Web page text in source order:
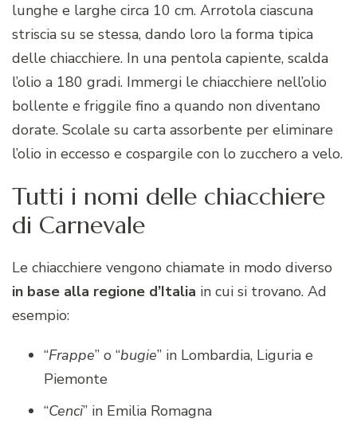
lunghe e larghe circa 10 cm. Arrotola ciascuna
striscia su se stessa, dando loro la forma tipica
delle chiacchiere. In una pentola capiente, scalda
l’olio a 180 gradi. Immergi le chiacchiere nell’olio
bollente e friggile fino a quando non diventano
dorate. Scolale su carta assorbente per eliminare
l’olio in eccesso e cospargile con lo zucchero a velo.
Tutti i nomi delle chiacchiere
di Carnevale
Le chiacchiere vengono chiamate in modo diverso
in base alla regione d’Italia in cui si trovano. Ad
esempio:
“Frappe” o “bugie” in Lombardia, Liguria e
Piemonte
“Cenci” in Emilia Romagna